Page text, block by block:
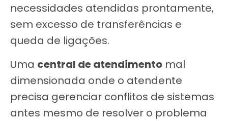
necessidades atendidas prontamente,
sem excesso de transferências e
queda de ligações.
Uma central de atendimento mal
dimensionada onde o atendente
precisa gerenciar conflitos de sistemas
antes mesmo de resolver o problema